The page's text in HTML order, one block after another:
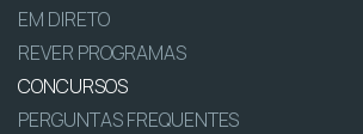
EM DIRETO
REVER PROGRAMAS
CONCURSOS
PERGUNTAS FREQUENTES